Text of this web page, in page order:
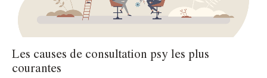
Les causes de consultation psy les plus
courantes